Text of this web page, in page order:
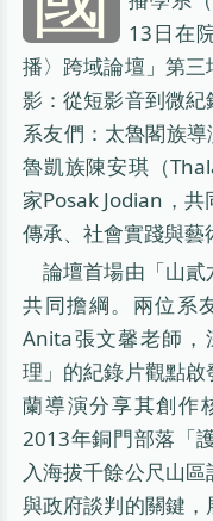
13日在
播〉跨域論壇」第
影：從短影音到微
系友們：太魯閣族
魯凱族陳安琪（
家Posak Jodian，
傳承、社會實踐與藝
論壇首場由「山
共同擔綱。兩位系
Anita張文馨老師，
理」的紀錄片觀點
蘭導演分享其創作
2013年銅門部落「
入海拔千餘公尺山
與政府談判的關鍵